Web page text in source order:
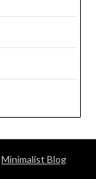
Minimalist Blog